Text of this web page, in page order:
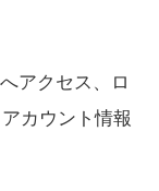
アクセス、ロ
カウント情報